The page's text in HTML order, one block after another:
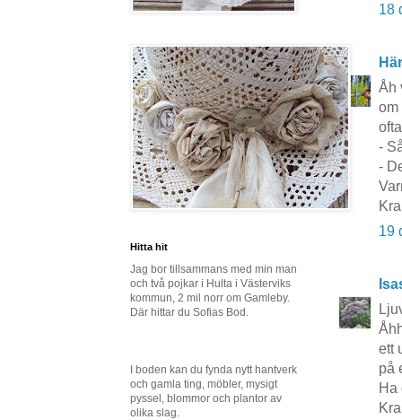
18
Åh
om
-
-
19
ett
på
Ha
Hitta hit
Jag bor tillsammans med min man
och två pojkar i Hulta i Västerviks
kommun, 2 mil norr om Gamleby.
Där hittar du Sofias Bod.
I boden kan du fynda nytt hantverk
och gamla ting, möbler, mysigt
pyssel, blommor och plantor av
olika slag.